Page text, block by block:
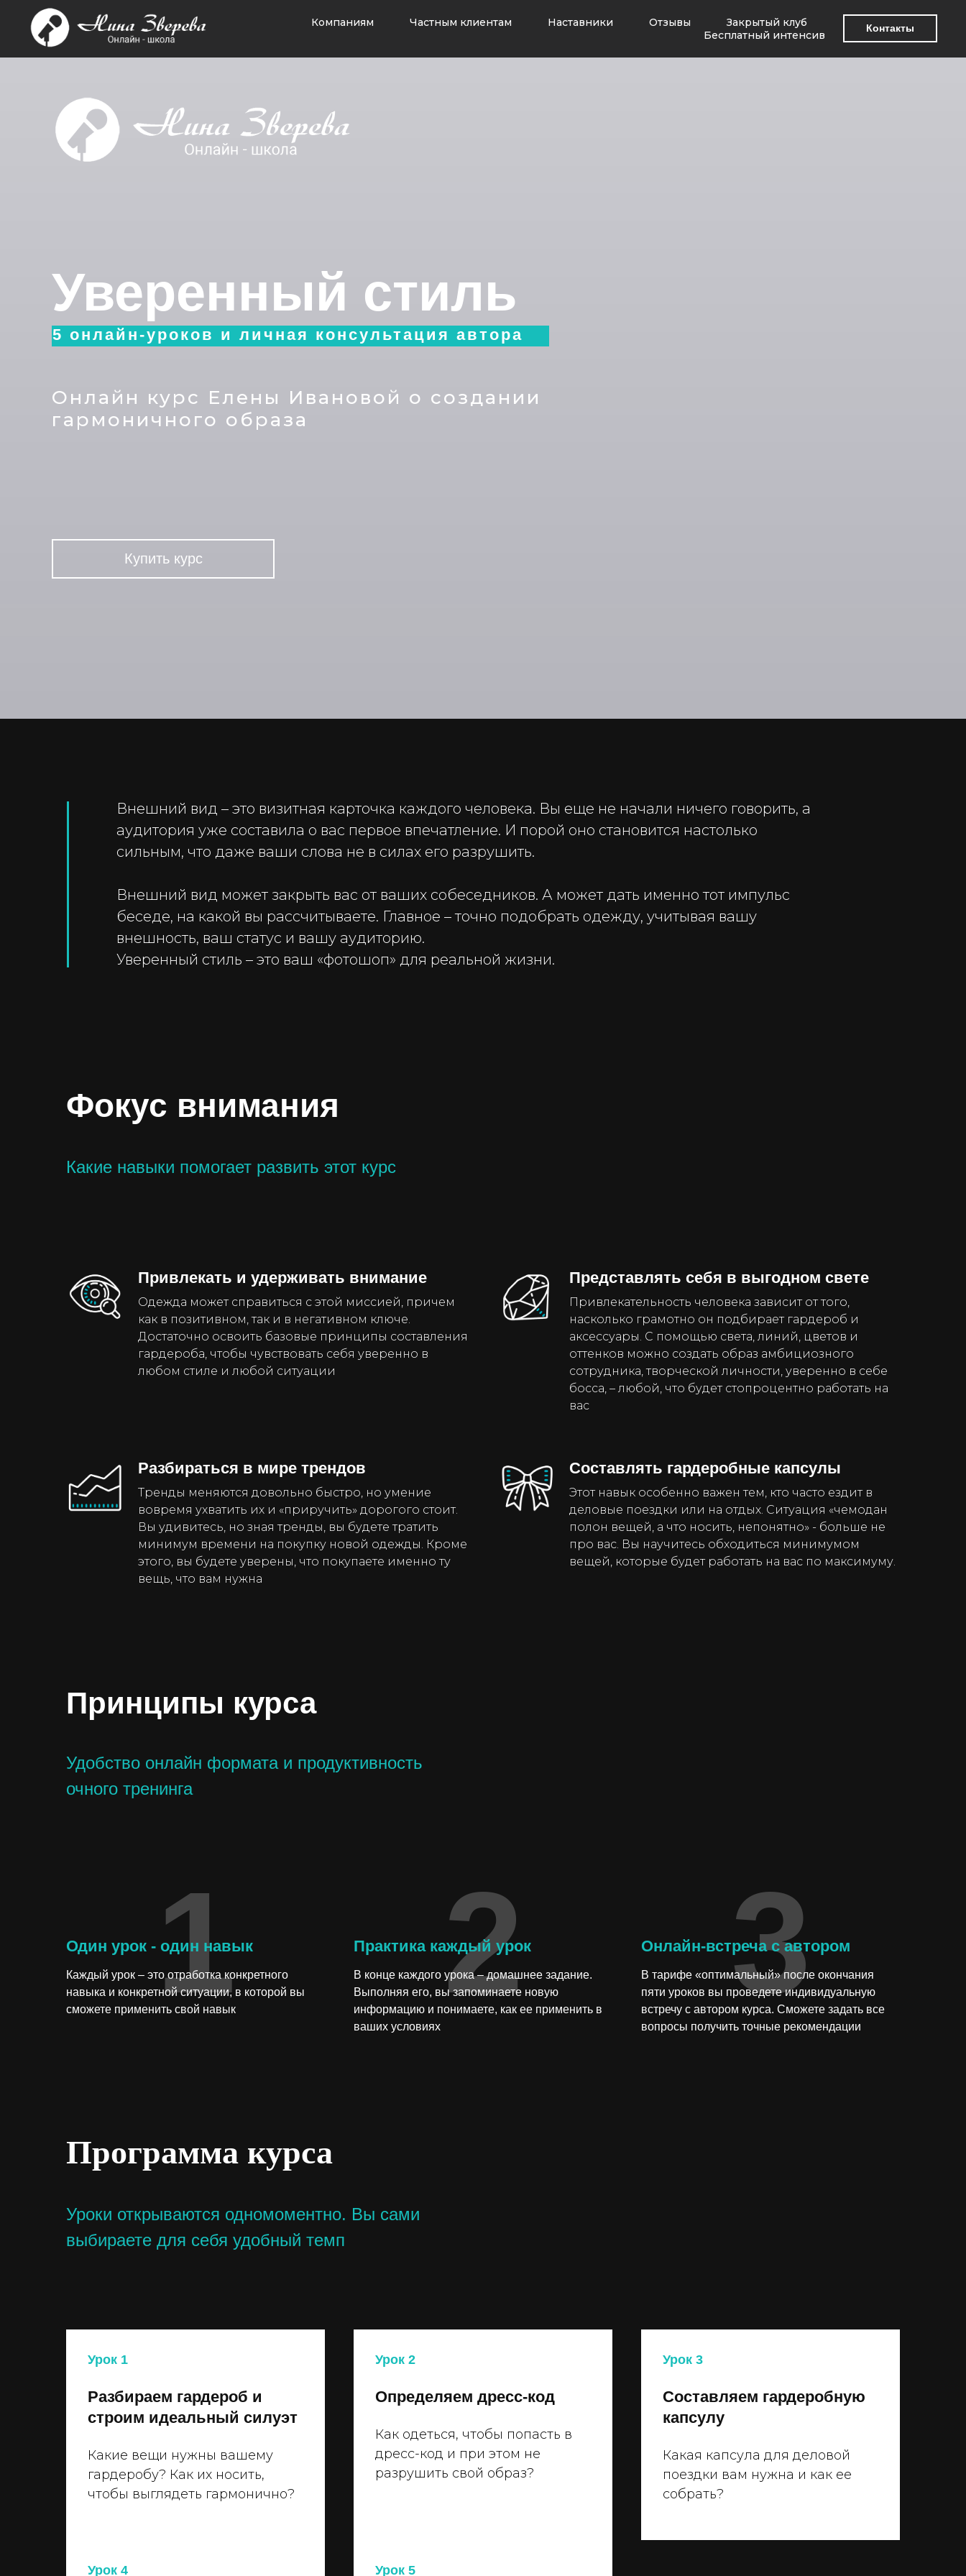
Компаниям Частным клиентам Наставники Отзывы
Закрытый клуб
Бесплатный интенсив
Контакты
Уверенный стиль
Онлайн курс Елены Ивановой о создании
гармоничного образа
Купить курс
5 онлайн-уроков и личная консультация автора
Внешний вид – это визитная карточка каждого человека. Вы еще не начали ничего говорить, а
аудитория уже составила о вас первое впечатление. И порой оно становится настолько
сильным, что даже ваши слова не в силах его разрушить.
Внешний вид может закрыть вас от ваших собеседников. А может дать именно тот импульс
беседе, на какой вы рассчитываете. Главное – точно подобрать одежду, учитывая вашу
внешность, ваш статус и вашу аудиторию.
Уверенный стиль – это ваш «фотошоп» для реальной жизни.
Фокус внимания
Какие навыки помогает развить этот курс
Привлекать и удерживать внимание
Одежда может справиться с этой миссией, причем
как в позитивном, так и в негативном ключе.
Достаточно освоить базовые принципы составления
гардероба, чтобы чувствовать себя уверенно в
любом стиле и любой ситуации
Представлять себя в выгодном свете
Привлекательность человека зависит от того,
насколько грамотно он подбирает гардероб и
аксессуары. С помощью света, линий, цветов и
оттенков можно создать образ амбициозного
сотрудника, творческой личности, уверенно в себе
босса, – любой, что будет стопроцентно работать на
вас
Разбираться в мире трендов
Тренды меняются довольно быстро, но умение
вовремя ухватить их и «приручить» дорогого стоит.
Вы удивитесь, но зная тренды, вы будете тратить
минимум времени на покупку новой одежды. Кроме
этого, вы будете уверены, что покупаете именно ту
вещь, что вам нужна
Составлять гардеробные капсулы
Этот навык особенно важен тем, кто часто ездит в
деловые поездки или на отдых. Ситуация «чемодан
полон вещей, а что носить, непонятно» - больше не
про вас. Вы научитесь обходиться минимумом
вещей, которые будет работать на вас по максимуму.
Принципы курса
Удобство онлайн формата и продуктивность
очного тренинга
Один урок - один навык
Каждый урок – это отработка конкретного
навыка и конкретной ситуации, в которой вы
сможете применить свой навык
1 Практика каждый урок
В конце каждого урока – домашнее задание.
Выполняя его, вы запоминаете новую
информацию и понимаете, как ее применить в
ваших условиях
2 Онлайн-встреча с автором
В тарифе «оптимальный» после окончания
пяти уроков вы проведете индивидуальную
встречу с автором курса. Сможете задать все
вопросы получить точные рекомендации
3
Программа курса
Уроки открываются одномоментно. Вы сами
выбираете для себя удобный темп
Урок 1
Разбираем гардероб и
строим идеальный силуэт
Какие вещи нужны вашему
гардеробу? Как их носить,
чтобы выглядеть гармонично?
Урок 2
Определяем дресс-код
Как одеться, чтобы попасть в
дресс-код и при этом не
разрушить свой образ?
Урок 3
Составляем гардеробную
капсулу
Какая капсула для деловой
поездки вам нужна и как ее
собрать?
Урок 4 Урок 5